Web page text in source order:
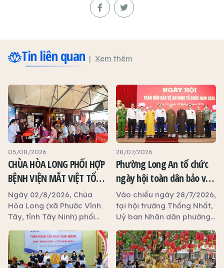
Tin liên quan Xem thêm
05/08/2026
CHÙA HÒA LONG PHỐI HỢP
BỆNH VIỆN MẮT VIỆT TỔ
CHỨC KHÁM MẮT MIỄN PHÍ
CHO 120 NGƯỜI DÂN
Ngày 02/8/2026, Chùa
Hòa Long (xã Phước Vĩnh
Tây, tỉnh Tây Ninh) phối
Việt (phường Tân Định,
TP.HCM) tổ chức chương
trình khám, tầm soát các
28/07/2026
Phường Long An tổ chức
ngày hội toàn dân bảo vệ
an ninh tổ quốc năm 2026
Vào chiều ngày 28/7/2026,
tại hội trường Thống Nhất,
Uỷ ban Nhân dân phường
toàn dân bảo vệ an ninh
tổ quốc năm 2026.